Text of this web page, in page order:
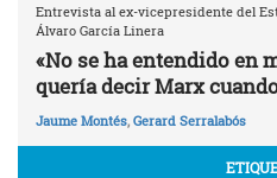
Entrevista al ex-vicepresidente del
Álvaro García Linera
«No se ha entendido en
quería decir Marx
Jaume Montés, Gerard Serralabós